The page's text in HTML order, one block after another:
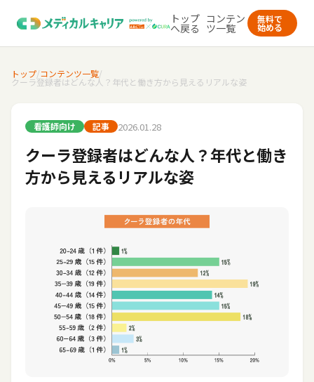
トップ
へ戻る
コンテン
ツ一覧
無料で
始める
トップ/コンテンツ一覧/
クーラ登録者はどんな人？年代と働き方から見えるリアルな姿
看護師向け 記事 2026.01.28
クーラ登録者はどんな人？年代と働き
方から見えるリアルな姿